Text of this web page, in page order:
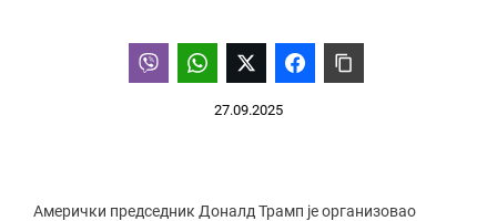
27.09.2025
Амерички председник Доналд Трамп је организовао